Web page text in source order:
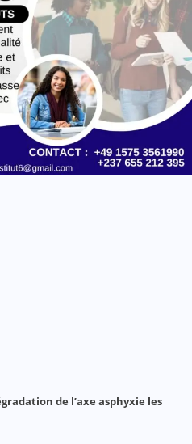
de l’axe asphyxie les